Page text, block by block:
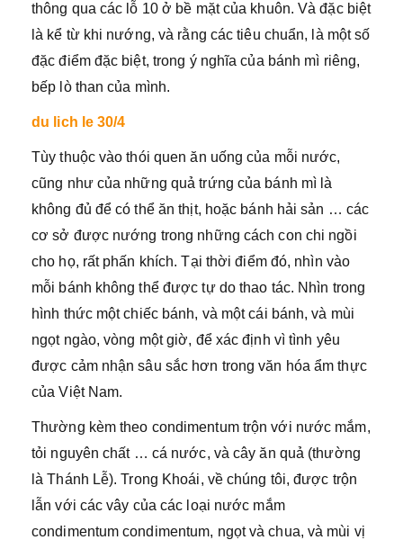
thông qua các lỗ 10 ở bề mặt của khuôn. Và đặc biệt
là kể từ khi nướng, và rằng các tiêu chuẩn, là một số
đặc điểm đặc biệt, trong ý nghĩa của bánh mì riêng,
bếp lò than của mình.
du lich le 30/4
Tùy thuộc vào thói quen ăn uống của mỗi nước,
cũng như của những quả trứng của bánh mì là
không đủ để có thể ăn thịt, hoặc bánh hải sản … các
cơ sở được nướng trong những cách con chi ngồi
cho họ, rất phấn khích. Tại thời điểm đó, nhìn vào
mỗi bánh không thể được tự do thao tác. Nhìn trong
hình thức một chiếc bánh, và một cái bánh, và mùi
ngọt ngào, vòng một giờ, để xác định vì tình yêu
được cảm nhận sâu sắc hơn trong văn hóa ẩm thực
của Việt Nam.
Thường kèm theo condimentum trộn với nước mắm,
tỏi nguyên chất … cá nước, và cây ăn quả (thường
là Thánh Lễ). Trong Khoái, về chúng tôi, được trộn
lẫn với các vây của các loại nước mắm
condimentum condimentum, ngọt và chua, và mùi vị